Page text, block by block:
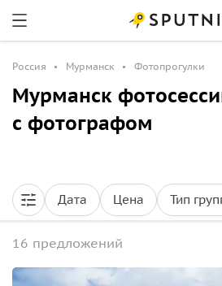
Россия Мурманск Фотопрогулки
Мурманск
с фотографом
Дата Цена Тип
16 предложений